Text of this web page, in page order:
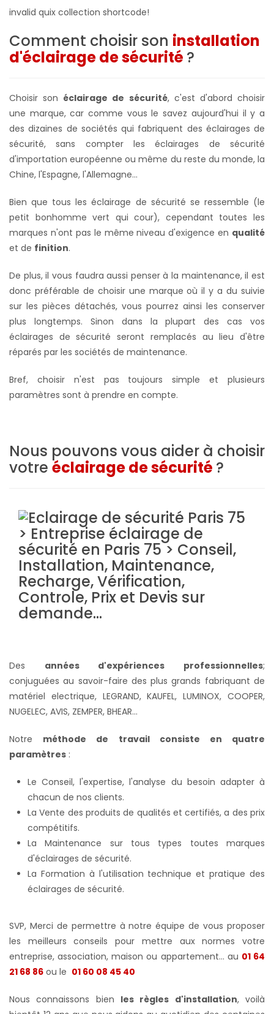
invalid quix collection shortcode!
Comment choisir son installation
d'éclairage de sécurité ?
Choisir son éclairage de sécurité, c'est d'abord choisir
une marque, car comme vous le savez aujourd'hui il y a
des dizaines de sociétés qui fabriquent des éclairages de
sécurité, sans compter les éclairages de sécurité
d'importation européenne ou même du reste du monde, la
Chine, l'Espagne, l'Allemagne...
Bien que tous les éclairage de sécurité se ressemble (le
petit bonhomme vert qui cour), cependant toutes les
marques n'ont pas le même niveau d'exigence en qualité
et de finition.
De plus, il vous faudra aussi penser à la maintenance, il est
donc préférable de choisir une marque où il y a du suivie
sur les pièces détachés, vous pourrez ainsi les conserver
plus longtemps. Sinon dans la plupart des cas vos
éclairages de sécurité seront remplacés au lieu d'être
réparés par les sociétés de maintenance.
Bref, choisir n'est pas toujours simple et plusieurs
paramètres sont à prendre en compte.
Nous pouvons vous aider à choisir
votre éclairage de sécurité ?
Des années d'expériences professionnelles;
conjuguées au savoir-faire des plus grands fabriquant de
matériel electrique, LEGRAND, KAUFEL, LUMINOX, COOPER,
NUGELEC, AVIS, ZEMPER, BHEAR...
Notre méthode de travail consiste en quatre
paramètres :
Le Conseil, l'expertise, l'analyse du besoin adapter à
chacun de nos clients.
La Vente des produits de qualités et certifiés, a des prix
compétitifs.
La Maintenance sur tous types toutes marques
d'éclairages de sécurité.
La Formation à l'utilisation technique et pratique des
éclairages de sécurité.
SVP, Merci de permettre à notre équipe de vous proposer
les meilleurs conseils pour mettre aux normes votre
entreprise, association, maison ou appartement... au 01 64
21 68 86 ou le 01 60 08 45 40
Nous connaissons bien les règles d'installation, voilà